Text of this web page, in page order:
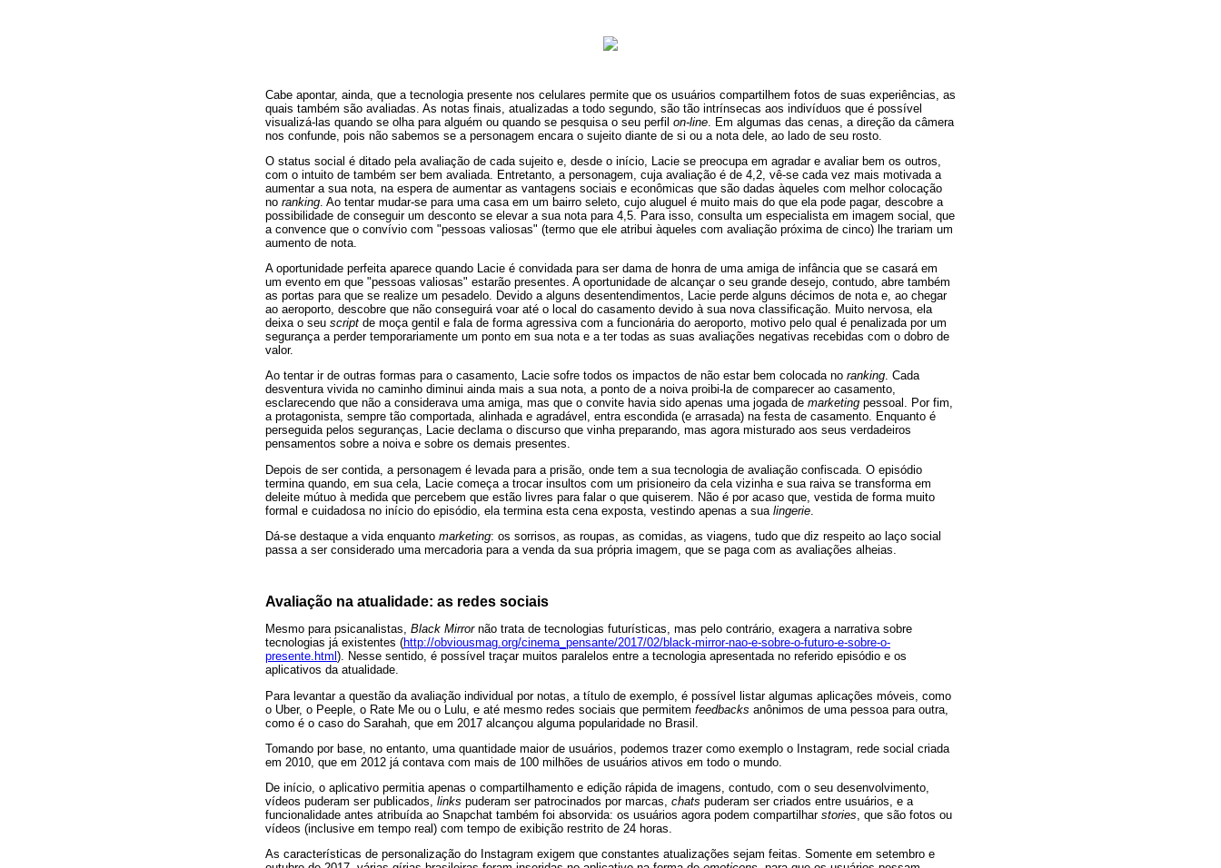
Cabe apontar, ainda, que a tecnologia presente nos celulares permite que os usuários compartilhem fotos de suas experiências, as
quais também são avaliadas. As notas finais, atualizadas a todo segundo, são tão intrínsecas aos indivíduos que é possível
visualizá-las quando se olha para alguém ou quando se pesquisa o seu perfil on-line . Em algumas das cenas, a direção da câmera
nos confunde, pois não sabemos se a personagem encara o sujeito diante de si ou a nota dele, ao lado de seu rosto.
O status social é ditado pela avaliação de cada sujeito e, desde o início, Lacie se preocupa em agradar e avaliar bem os outros,
com o intuito de também ser bem avaliada. Entretanto, a personagem, cuja avaliação é de 4,2, vê-se cada vez mais motivada a
aumentar a sua nota, na espera de aumentar as vantagens sociais e econômicas que são dadas àqueles com melhor colocação
no ranking. Ao tentar mudar-se para uma casa em um bairro seleto, cujo aluguel é muito mais do que ela pode pagar, descobre a
possibilidade de conseguir um desconto se elevar a sua nota para 4,5. Para isso, consulta um especialista em imagem social, que
a convence que o convívio com "pessoas valiosas" (termo que ele atribui àqueles com avaliação próxima de cinco) lhe trariam um
aumento de nota.
A oportunidade perfeita aparece quando Lacie é convidada para ser dama de honra de uma amiga de infância que se casará em
um evento em que "pessoas valiosas" estarão presentes. A oportunidade de alcançar o seu grande desejo, contudo, abre também
as portas para que se realize um pesadelo. Devido a alguns desentendimentos, Lacie perde alguns décimos de nota e, ao chegar
ao aeroporto, descobre que não conseguirá voar até o local do casamento devido à sua nova classificação. Muito nervosa, ela
deixa o seu script de moça gentil e fala de forma agressiva com a funcionária do aeroporto, motivo pelo qual é penalizada por um
segurança a perder temporariamente um ponto em sua nota e a ter todas as suas avaliações negativas recebidas com o dobro de
valor.
Ao tentar ir de outras formas para o casamento, Lacie sofre todos os impactos de não estar bem colocada no ranking. Cada
desventura vivida no caminho diminui ainda mais a sua nota, a ponto de a noiva proibi-la de comparecer ao casamento,
esclarecendo que não a considerava uma amiga, mas que o convite havia sido apenas uma jogada de marketing pessoal. Por fim,
a protagonista, sempre tão comportada, alinhada e agradável, entra escondida (e arrasada) na festa de casamento. Enquanto é
perseguida pelos seguranças, Lacie declama o discurso que vinha preparando, mas agora misturado aos seus verdadeiros
pensamentos sobre a noiva e sobre os demais presentes.
Depois de ser contida, a personagem é levada para a prisão, onde tem a sua tecnologia de avaliação confiscada. O episódio
termina quando, em sua cela, Lacie começa a trocar insultos com um prisioneiro da cela vizinha e sua raiva se transforma em
deleite mútuo à medida que percebem que estão livres para falar o que quiserem. Não é por acaso que, vestida de forma muito
formal e cuidadosa no início do episódio, ela termina esta cena exposta, vestindo apenas a sua lingerie
Dá-se destaque a vida enquanto marketing: os sorrisos, as roupas, as comidas, as viagens, tudo que diz respeito ao laço social
passa a ser considerado uma mercadoria para a venda da sua própria imagem, que se paga com as avaliações alheias.
Avaliação na atualidade: as redes sociais
Mesmo para psicanalistas, Black Mirror não trata de tecnologias futurísticas, mas pelo contrário, exagera a narrativa sobre
tecnologias já existentes (http://obviousmag.org/cinema_pensante/2017/02/black-mirror-nao-e-sobre-o-futuro-e-sobre-o-
presente.html ). Nesse sentido, é possível traçar muitos paralelos entre a tecnologia apresentada no referido episódio e os
aplicativos da atualidade.
Para levantar a questão da avaliação individual por notas, a título de exemplo, é possível listar algumas aplicações móveis, como
o Uber, o Peeple, o Rate Me ou o Lulu, e até mesmo redes sociais que permitem feedbacks anônimos de uma pessoa para outra,
como é o caso do Sarahah, que em 2017 alcançou alguma popularidade no Brasil.
Tomando por base, no entanto, uma quantidade maior de usuários, podemos trazer como exemplo o Instagram, rede social criada
em 2010, que em 2012 já contava com mais de 100 milhões de usuários ativos em todo o mundo.
De início, o aplicativo permitia apenas o compartilhamento e edição rápida de imagens, contudo, com o seu desenvolvimento,
vídeos puderam ser publicados, links puderam ser patrocinados por marcas, chats puderam ser criados entre usuários, e a
funcionalidade antes atribuída ao Snapchat também foi absorvida: os usuários agora podem compartilhar stories , que são fotos ou
vídeos (inclusive em tempo real) com tempo de exibição restrito de 24 horas.
As características de personalização do Instagram exigem que constantes atualizações sejam feitas. Somente em setembro e